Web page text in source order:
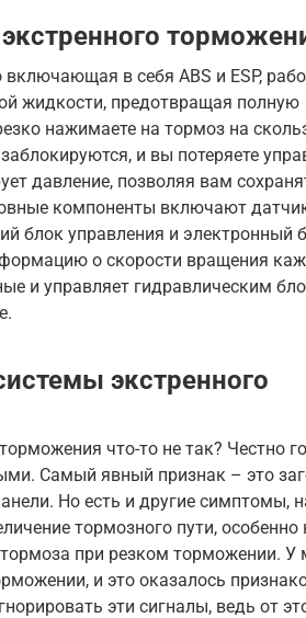
в себя ABS и ESP,
жидкости, предотвращая полную
нажимаете на тормоз на
и вы потеряете
давление, позволяя вам
компоненты включают
блок управления и электронный
о скорости вращения
и управляет гидравлическим
экстренного
что-то не так? Честно
Самый явный признак – это
Но есть и другие симптомы,
тормозного пути, особенно
при резком торможении. У
и это оказалось
эти сигналы, ведь от